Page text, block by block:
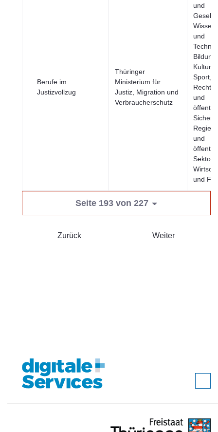
Berufe im
Justizvollzug
Thüringer
Ministerium für
Justiz, Migration und
Verbraucherschutz
und
und
Bildung,
Kultur
Sport,
und
und
Sektor,
und
Seite 193 von 227
Zurück Weiter